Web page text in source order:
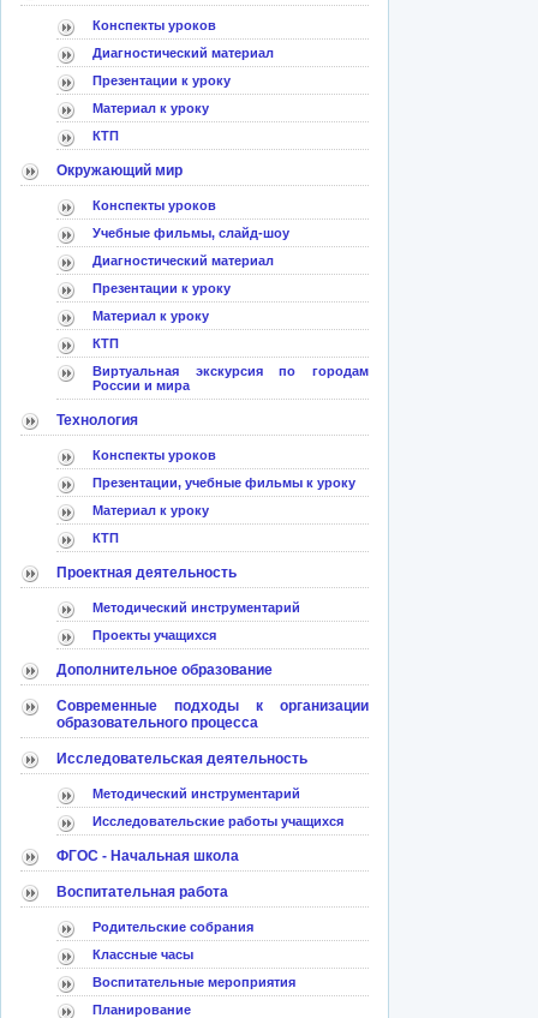
Конспекты уроков
Диагностический материал
Презентации к уроку
Материал к уроку
КТП
Окружающий мир
Конспекты уроков
Учебные фильмы, слайд-шоу
Диагностический материал
Презентации к уроку
Материал к уроку
КТП
Виртуальная экскурсия по городам
России и мира
Технология
Конспекты уроков
Презентации, учебные фильмы к уроку
Материал к уроку
КТП
Проектная деятельность
Методический инструментарий
Проекты учащихся
Дополнительное образование
Современные подходы к организации
образовательного процесса
Исследовательская деятельность
Методический инструментарий
Исследовательские работы учащихся
ФГОС - Начальная школа
Воспитательная работа
Родительские собрания
Классные часы
Воспитательные мероприятия
Планирование